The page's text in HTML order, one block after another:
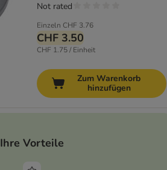
Einzeln CHF 3.76
CHF 3.50
CHF 1.75 / Einheit
Not rated
Zum Warenkorb
hinzufügen
Ihre Vorteile